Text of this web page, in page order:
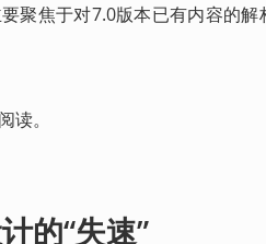
聚焦于对7.0版本已有内容的
读。
的“失速”